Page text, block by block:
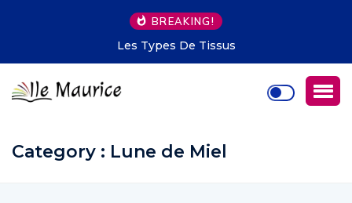
BREAKING!
Une Soirée Amusante
Category : Lune de Miel